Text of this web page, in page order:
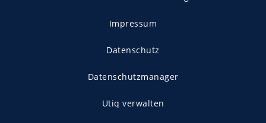
Impressum
Datenschutz
Datenschutzmanager
Utiq verwalten